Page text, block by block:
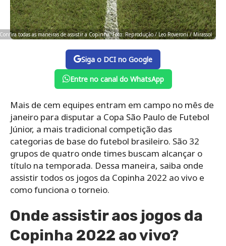
Confira todas as maneiras de assistir a Copinha. Foto: Reprodução / Leo Roveroni / Mirassol
Siga o DCI no Google
Entre no canal do WhatsApp
Mais de cem equipes entram em campo no mês de
janeiro para disputar a Copa São Paulo de Futebol
Júnior, a mais tradicional competição das
categorias de base do futebol brasileiro. São 32
grupos de quatro onde times buscam alcançar o
título na temporada. Dessa maneira, saiba onde
assistir todos os jogos da Copinha 2022 ao vivo e
como funciona o torneio.
Onde assistir aos jogos da
Copinha 2022 ao vivo?